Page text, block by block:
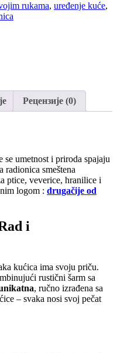
rukama, uređenje kuće,
Рецензије (0)
se umetnost i priroda spajaju
radionica smeštena
ptice, veverice, hranilice i
logom : drugačije od
i
kućica ima svoju priču.
rustični šarm sa
, ručno izrađena sa
– svaka nosi svoj pečat